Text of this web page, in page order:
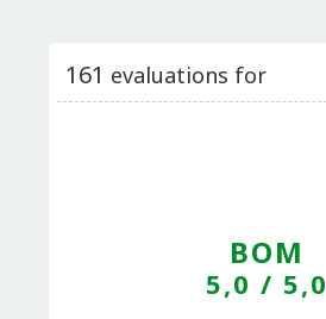
161 evaluations for
BOM
5,0 / 5,0